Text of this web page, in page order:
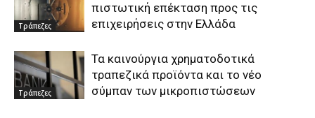
Τράπεζες
πιστωτική επέκταση προς τις
επιχειρήσεις στην Ελλάδα
Τράπεζες
Τα καινούργια χρηματοδοτικά
τραπεζικά προϊόντα και το νέο
σύμπαν των μικροπιστώσεων